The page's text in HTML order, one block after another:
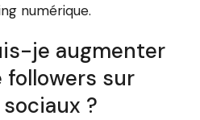
numérique.
je augmenter
followers sur
?